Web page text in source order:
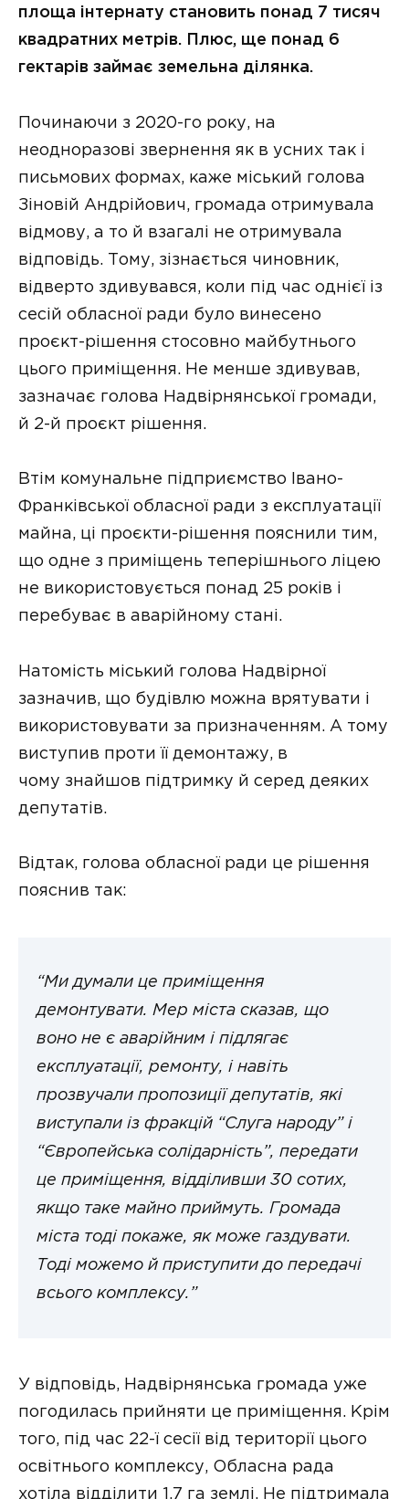
площа інтернату становить понад 7 тисяч
квадратних метрів. Плюс, ще понад 6
гектарів займає земельна ділянка.
Починаючи з 2020-го року, на
неодноразові звернення як в усних так і
письмових формах, каже міський голова
Зіновій Андрійович, громада отримувала
відмову, а то й взагалі не отримувала
відповідь. Тому, зізнається чиновник,
відверто здивувався, коли під час однієї із
сесій обласної ради було винесено
проєкт-рішення стосовно майбутнього
цього приміщення. Не менше здивував,
зазначає голова Надвірнянської громади,
й 2-й проєкт рішення.
Втім комунальне підприємство Івано-
Франківської обласної ради з експлуатації
майна, ці проєкти-рішення пояснили тим,
що одне з приміщень теперішнього ліцею
не використовується понад 25 років і
перебуває в аварійному стані.
Натомість міський голова Надвірної
зазначив, що будівлю можна врятувати і
використовувати за призначенням. А тому
виступив проти її демонтажу, в
чому знайшов підтримку й серед деяких
депутатів.
Відтак, голова обласної ради це рішення
пояснив так:
“Ми думали це приміщення
демонтувати. Мер міста сказав, що
воно не є аварійним і підлягає
експлуатації, ремонту, і навіть
прозвучали пропозиції депутатів, які
виступали із фракцій “Слуга народу” і
“Європейська солідарність”, передати
це приміщення, відділивши 30 сотих,
якщо таке майно приймуть. Громада
міста тоді покаже, як може газдувати.
Тоді можемо й приступити до передачі
всього комплексу.”
У відповідь, Надвірнянська громада уже
погодилась прийняти це приміщення. Крім
того, під час 22-ї сесії від території цього
освітнього комплексу, Обласна рада
хотіла відділити 1,7 га землі. Не підтримала